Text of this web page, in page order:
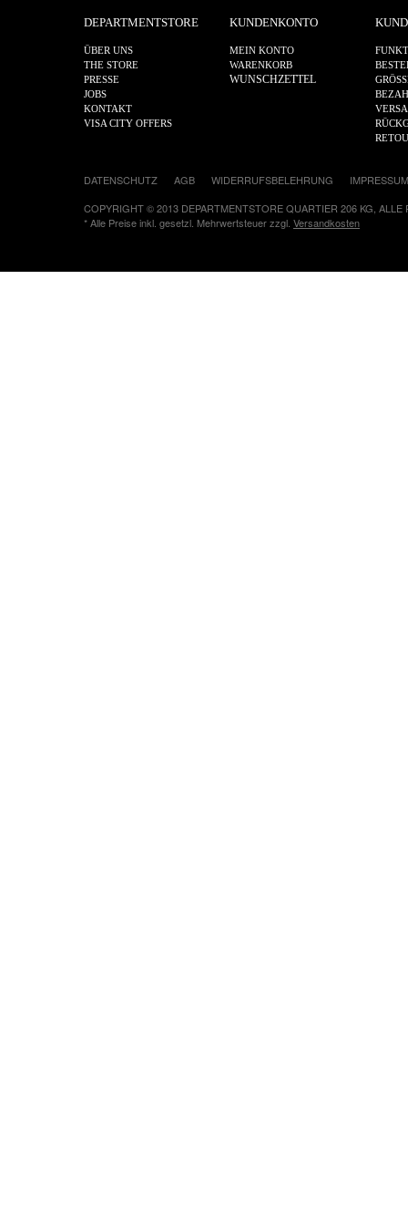
DEPARTMENTSTORE
ÜBER UNS
THE STORE
PRESSE
JOBS
KONTAKT
VISA CITY OFFERS
KUNDENKONTO
MEIN KONTO
WARENKORB
WUNSCHZETTEL
DATENSCHUTZ AGB WIDERRUFSBELEHRUNG
IMPRESSUM
COPYRIGHT © 2013 DEPARTMENTSTORE QUARTIER 206 KG, ALLE
* Alle Preise inkl. gesetzl. Mehrwertsteuer zzgl. Versandkosten